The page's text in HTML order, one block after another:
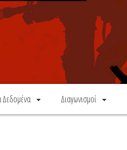
Δεδομένα Διαγωνισμοί